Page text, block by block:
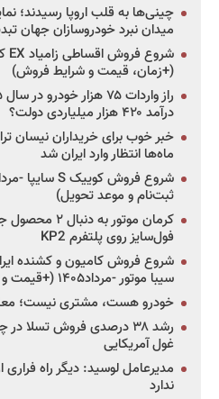
میدان نبرد خودروسازان جهان
(+زمان، قیمت و شرایط فروش)
درآمد ۴۲۰ هزار میلیاردی دولت؟
خبر خوب برای خریداران نیسان
ماه‌ها انتظار وارد ایران شد
ثبت‌نام و موعد تحویل)
فول‌سایز روی پلتفرم KP2
شروع فروش کامیون و کشنده
سیبا موتور -مرداد۱۴۰۵ (+قیمت و شرایط)
خودرو هست، مشتری نیست؛
رشد ۳۸ درصدی فروش تسلا
غول آمریکایی
مدیرعامل لوسید: دیگر راه
ندارد